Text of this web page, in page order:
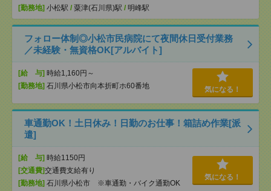
[勤務地] 小松駅 / 粟津(石川県)駅 / 明峰駅
フォロー体制◎小松市民病院にて夜間休日受付業務
／未経験・無資格OK[アルバイト]
[給 与] 時給1,160円～
[勤務地] 石川県小松市向本折町ホ60番地 気になる！
車通勤OK！土日休み！日勤のお仕事！箱詰め作業[派
遣]
[給 与] 時給1150円
[交通費]交通費支給有り
[勤務地] 石川県小松市 ※車通勤・バイク通勤OK
気になる！